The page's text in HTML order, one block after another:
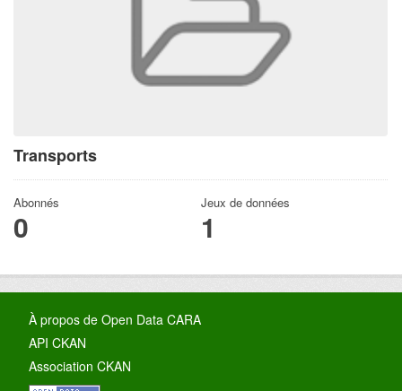
Transports
Abonnés
0
Jeux de données
1
À propos de Open Data CARA
API CKAN
Association CKAN